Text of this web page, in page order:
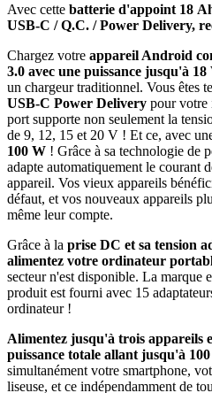
Avec cette batterie d'appoint 18
USB-C / Q.C. / Power Delivery,
Chargez votre appareil Android
3.0 avec une puissance jusqu'à 18
un chargeur traditionnel. Vous êtes
USB-C Power Delivery pour votre
port supporte non seulement la
de 9, 12, 15 et 20 V ! Et ce, avec
100 W ! Grâce à sa technologie de
adapte automatiquement le courant
appareil. Vos vieux appareils
défaut, et vos nouveaux appareils
même leur compte.
Grâce à la prise DC et sa tension
alimentez votre ordinateur
secteur n'est disponible. La marque
produit est fourni avec 15
ordinateur !
Alimentez jusqu'à trois appareils
puissance totale allant jusqu'à
simultanément votre smartphone,
liseuse, et ce indépendamment de